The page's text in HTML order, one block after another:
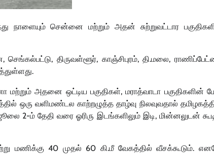
சென்னை மற்றும் அதன் சுற்றுவட்டார
திருவள்ளூர், காஞ்சிபுரம், தி.மலை,
மற்றும் அதனை ஒட்டிய பகுதிகள், மராத்வாடா பகுதிகளின்
ஒரு வளிமண்டல காற்றழுத்த தாழ்வு நிலவுவதால்
2-ம் தேதி வரை ஓரிரு இடங்களிலும் இடி, மின்னலுடன்
மணிக்கு 40 முதல் 60 கி.மீ வேகத்தில் வீசக்கூடும்.